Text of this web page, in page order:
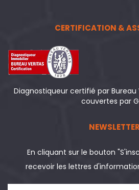
NEWSLETTER
En cliquant sur le bouton
recevoir les lettres d'information
CERTIFICATION &
Diagnostiqueur certifié par
couvertes par